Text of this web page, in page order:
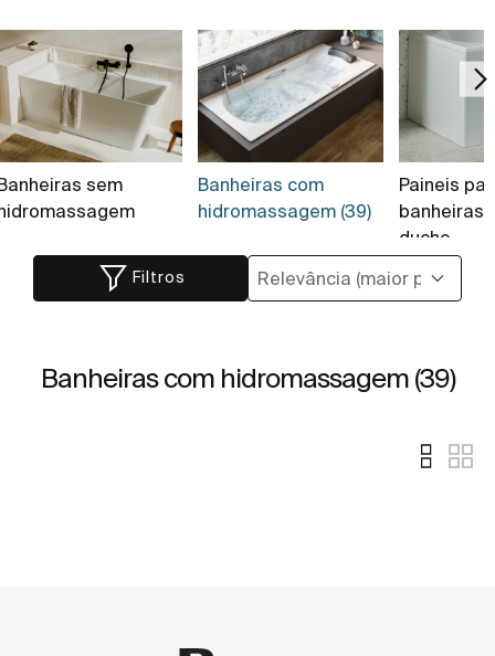
sem
Banheiras com
hidromassagem (39)
Paineis
banheiras
duche
Filtros
Banheiras com hidromassagem (39)